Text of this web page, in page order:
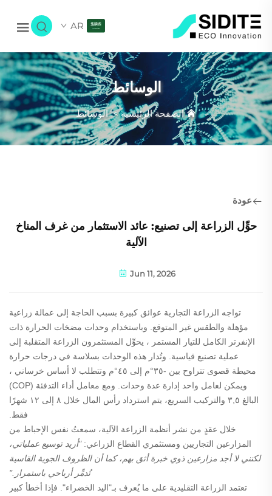
AR
الوسائط
الصفحة الرئيسية>الوسائط
عودة
حوِّل الزراعة إلى تصنيع: عائد الاستثمار من غرف المناخ
الآلية
Jun 11, 2026
تواجه الزراعة التجارية عوائق كبيرة بسبب الحاجة إلى عمالة زراعية
مؤهلة والطقس غير المتوقع. وباستخدام وحدات مضخات الحرارة ذات
الإنفرتر الكامل للتيار المستمر ، يحوِّل المستثمرون الزراعة المتقلبة إلى
عملية تصنيع قياسية. وتُدار هذه الوحدات بسلاسة في درجات حرارة
محيطة قصوى تتراوح بين -٣٥°م إلى ٤٥°م وتتطلب لا أساس خرساني ،
ويمكن لعامل واحد إدارة عدة وحدات. ومع معامل أداء التدفئة (COP)
البالغ ٣,٥ والتركيب السريع، يتم استرداد رأس المال خلال ٨ إلى ١٢ شهرًا
فقط.
خلال عقدٍ من نشر أنظمة الزراعة الآلية، سمعتُ نفس الإحباط من
المزارعين التجاريين ومستثمري القطاع الزراعي:"أريد توسيع عملياتي،
لكنني لا أجد مزارعين ذوي خبرة أثق بهم، كما أن الظروف الجوية القاسية
تُدمِّر أرباحي باستمرار."
تعتمد الزراعة التقليدية على ما يُعرف بـ"اليد الخضراء". فإذا أخطأ كبير